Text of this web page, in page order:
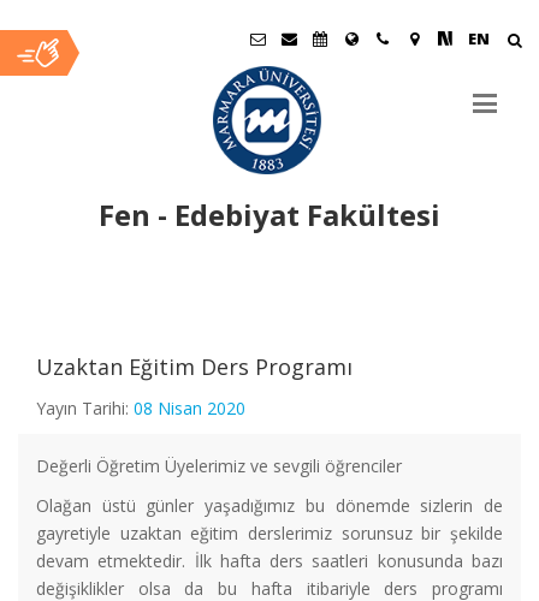
EN
Fen - Edebiyat Fakültesi
İçerikUzaktan Eğitim Ders Programı
Yayın Tarihi: 08 Nisan 2020
Değerli Öğretim Üyelerimiz ve sevgili öğrenciler
Olağan üstü günler yaşadığımız bu dönemde sizlerin de
gayretiyle uzaktan eğitim derslerimiz sorunsuz bir şekilde
devam etmektedir. İlk hafta ders saatleri konusunda bazı
değişiklikler olsa da bu hafta itibariyle ders programı